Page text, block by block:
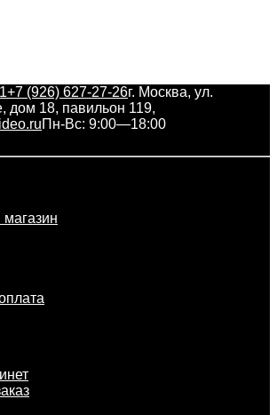
+7 (926) 627-27-26г. Москва, ул.
дом 18, павильон 119,
Пн-Вс: 9:00—18:00